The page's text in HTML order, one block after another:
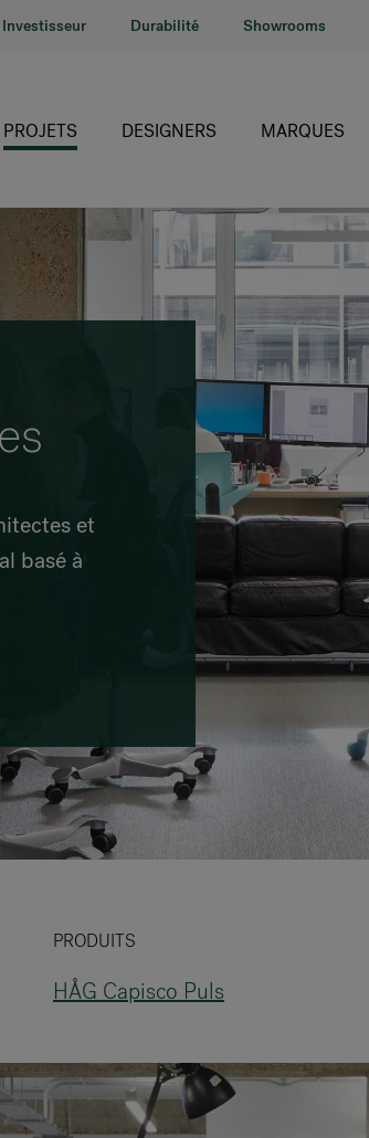
Investisseur Durabilité Showrooms
PROJETS DESIGNERS MARQUES
HÅG
RH
Giroflex
Profim
Offecct
Connection
9to5 Seating
VIA Seating
Spec
et
basé à
PRODUITS
HÅG Capisco Puls